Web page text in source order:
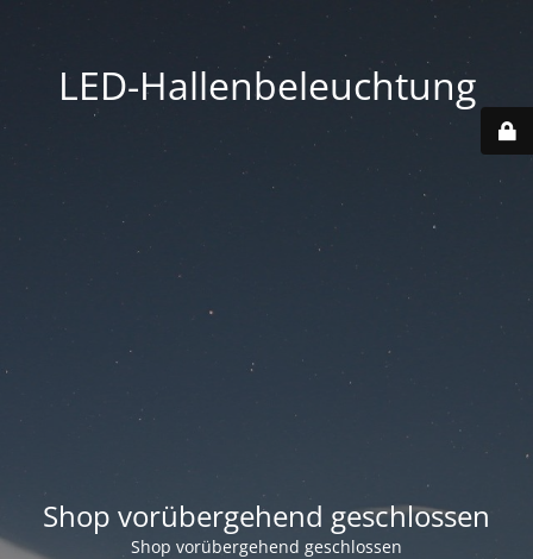
LED-Hallenbeleuchtung
Shop vorübergehend geschlossen
Shop vorübergehend geschlossen